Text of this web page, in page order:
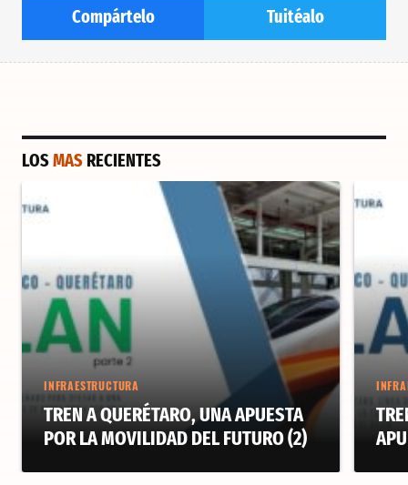
Compártelo Tuitéalo
LOSMAS RECIENTES
INFRAESTRUCTURA
TREN A QUERÉTARO, UNA APUESTA
POR LA MOVILIDAD DEL FUTURO (2)